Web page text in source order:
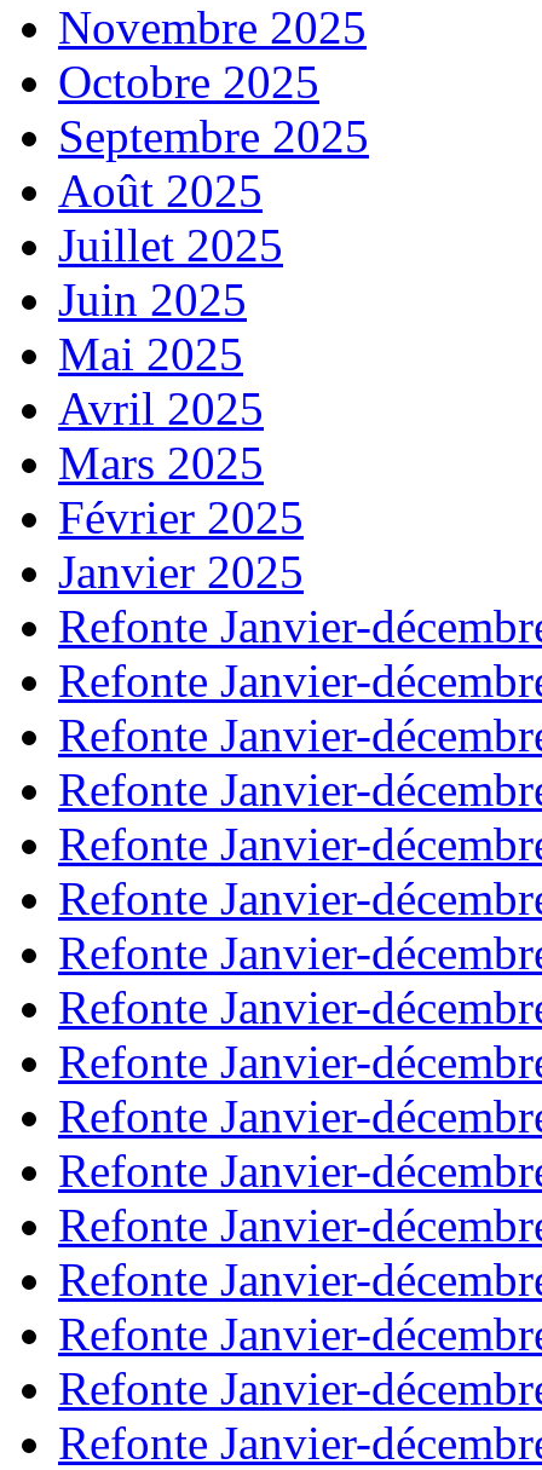
Novembre 2025
Octobre 2025
Septembre 2025
Août 2025
Juillet 2025
Juin 2025
Mai 2025
Avril 2025
Mars 2025
Février 2025
Janvier 2025
Refonte Janvier-
Refonte Janvier-
Refonte Janvier-
Refonte Janvier-
Refonte Janvier-
Refonte Janvier-
Refonte Janvier-
Refonte Janvier-
Refonte Janvier-
Refonte Janvier-
Refonte Janvier-
Refonte Janvier-
Refonte Janvier-
Refonte Janvier-
Refonte Janvier-
Refonte Janvier-